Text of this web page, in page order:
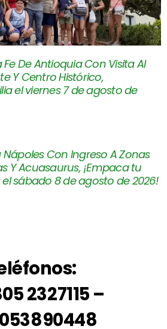
De Antioquia Con Visita Al
Y Centro Histórico,
el viernes 7 de agosto de
Con Ingreso A Zonas
Y Acuasaurus, ¡Empaca tu
sábado 8 de agosto de 2026!
2327115 –